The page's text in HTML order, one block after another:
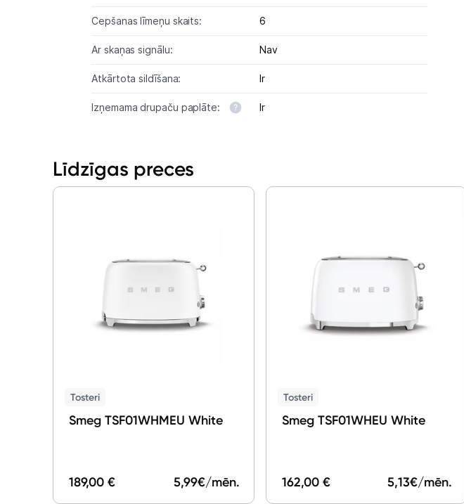
Cepšanas līmeņu skaits: 6
Ar skaņas signālu: Nav
Atkārtota sildīšana: Ir
Izņemama drupaču paplāte: Ir
Līdzīgas preces
Tosteri
Smeg TSF01WHMEU White
189,00 € 5,99€/mēn.
Tosteri
Smeg TSF01WHEU White
162,00 € 5,13€/mēn.